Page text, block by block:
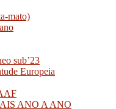
mato)
sub’23
Europeia
ANO A ANO